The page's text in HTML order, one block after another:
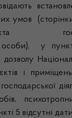
умов
у
і
5 відсутні